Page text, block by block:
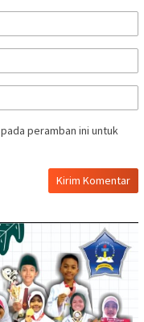
peramban ini untuk